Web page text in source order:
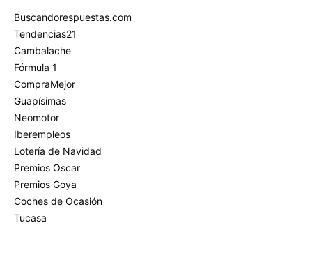
Buscandorespuestas.com
Tendencias21
Cambalache
Fórmula 1
CompraMejor
Guapísimas
Neomotor
Iberempleos
Lotería de Navidad
Premios Oscar
Premios Goya
Coches de Ocasión
Tucasa